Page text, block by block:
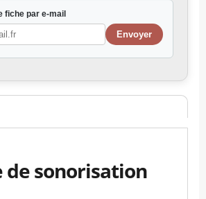
fiche par e-mail
de sonorisation